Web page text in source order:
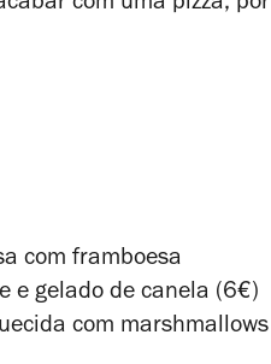
com uma pizza, por
com framboesa
e gelado de canela (6€)
com marshmallows